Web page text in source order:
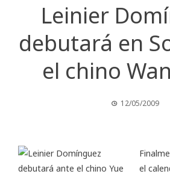
Leinier
debutará en
el chino
12/05/2009
el